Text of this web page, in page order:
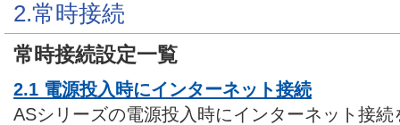
2.常時接続
常時接続設定一覧
2.1 電源投入時にインターネット接続
ASシリーズの電源投入時にインターネット接